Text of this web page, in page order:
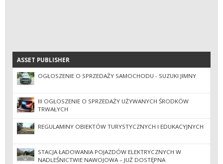
ASSET PUBLISHER
ASSET PUBLISHER
OGŁOSZENIE O SPRZEDAŻY SAMOCHODU - SUZUKI JIMNY
III OGŁOSZENIE O SPRZEDAŻY UŻYWANYCH ŚRODKÓW
TRWAŁYCH
REGULAMINY OBIEKTÓW TURYSTYCZNYCH I EDUKACYJNYCH
STACJA ŁADOWANIA POJAZDÓW ELEKTRYCZNYCH W
NADLEŚNICTWIE NAWOJOWA – JUŻ DOSTĘPNA